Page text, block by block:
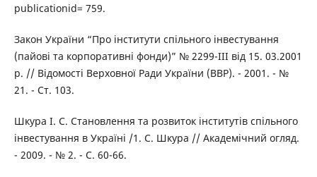
publicationid= 759.
Закон України “Про інститути спільного інвестування
(пайові та корпоративні фонди)” № 2299-ІІІ від 15. 03.2001
р. // Відомості Верховної Ради України (ВВР). - 2001. - №
21. - Ст. 103.
Шкура І. С. Становлення та розвиток інститутів спільного
інвестування в Україні /1. С. Шкура // Академічний огляд.
- 2009. - № 2. - С. 60-66.